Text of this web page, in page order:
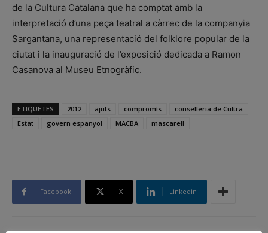
de la Cultura Catalana que ha comptat amb la
interpretació d’una peça teatral a càrrec de la companyia
Sargantana, una representació del folklore popular de la
ciutat i la inauguració de l’exposició dedicada a Ramon
Casanova al Museu Etnogràfic.
ETIQUETES 2012 ajuts compromís
conselleria de Cultra
Estat
govern espanyol MACBA mascarell
Facebook X Linkedin